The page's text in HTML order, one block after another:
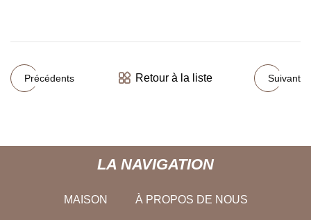
Précédents Retour à la liste Suivant
LA NAVIGATION
MAISON À PROPOS DE NOUS